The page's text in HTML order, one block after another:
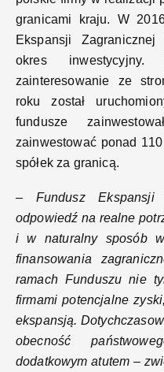
granicami kraju. W
Ekspansji
okres
zainteresowanie ze
roku został
fundusze
zainwestować ponad
spółek za granicą.
– Fundusz Ekspansji
odpowiedź na realne
i w naturalny sposób
finansowania
ramach Funduszu nie
firmami potencjalne
ekspansją.
obecność
dodatkowym atutem –